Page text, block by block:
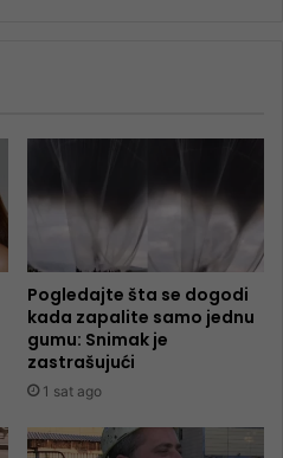
Pogledajte šta se dogodi
kada zapalite samo jednu
gumu: Snimak je
zastrašujući
1 sat ago